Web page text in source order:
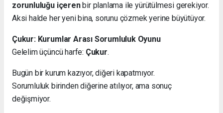
zorunluluğu içerenbir planlama ile yürütülmesi gerekiyor.
Aksi halde her yeni bina, sorunu çözmek yerine büyütüyor.
Çukur: Kurumlar Arası Sorumluluk Oyunu
Gelelim üçüncü harfe: Çukur.
Bugün bir kurum kazıyor, diğeri kapatmıyor.
Sorumluluk birinden diğerine atılıyor, ama sonuç
değişmiyor.